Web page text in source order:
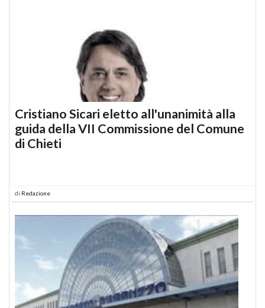
Cristiano Sicari eletto all'unanimità alla
guida della VII Commissione del Comune
di Chieti
di Redazione